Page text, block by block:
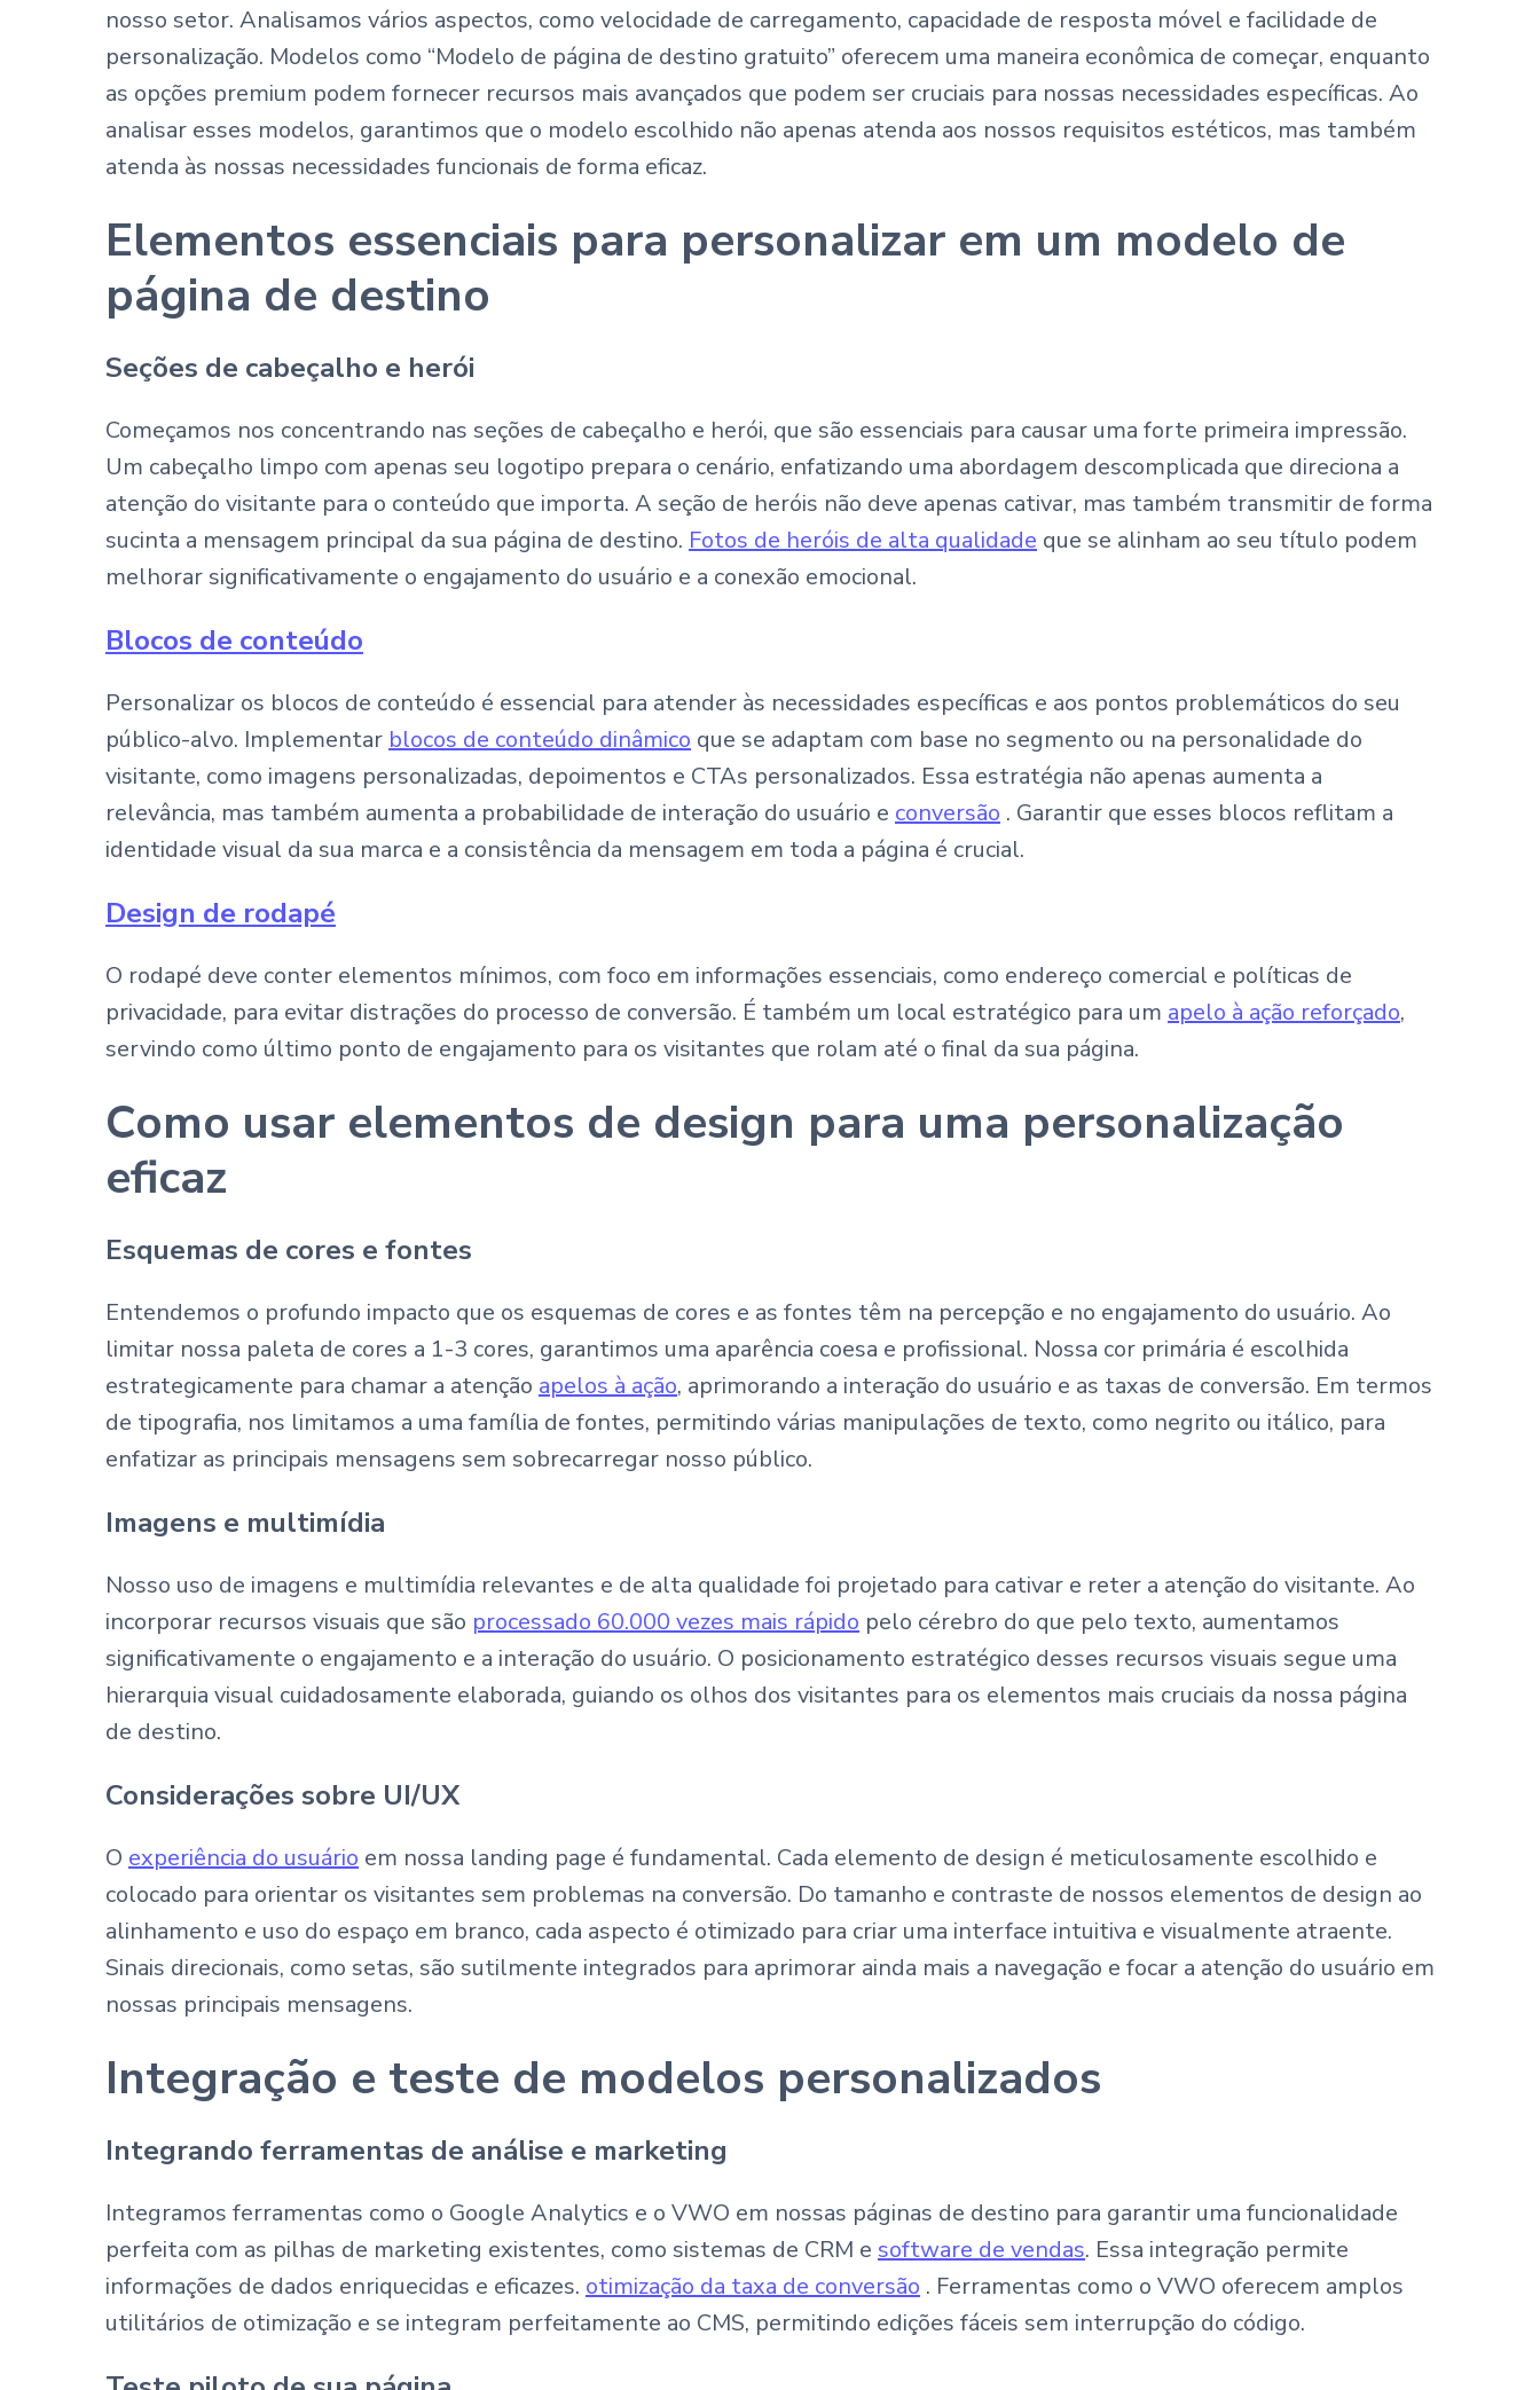
nosso setor. Analisamos vários aspectos, como velocidade de carregamento, capacidade de resposta móvel e facilidade de
personalização. Modelos como “Modelo de página de destino gratuito” oferecem uma maneira econômica de começar, enquanto
as opções premium podem fornecer recursos mais avançados que podem ser cruciais para nossas necessidades específicas. Ao
analisar esses modelos, garantimos que o modelo escolhido não apenas atenda aos nossos requisitos estéticos, mas também
atenda às nossas necessidades funcionais de forma eficaz.
Elementos essenciais para personalizar em um modelo de
página de destino
Seções de cabeçalho e herói
Começamos nos concentrando nas seções de cabeçalho e herói, que são essenciais para causar uma forte primeira impressão.
Um cabeçalho limpo com apenas seu logotipo prepara o cenário, enfatizando uma abordagem descomplicada que direciona a
atenção do visitante para o conteúdo que importa. A seção de heróis não deve apenas cativar, mas também transmitir de forma
sucinta a mensagem principal da sua página de destino. Fotos de heróis de alta qualidade que se alinham ao seu título podem
melhorar significativamente o engajamento do usuário e a conexão emocional.
Blocos de conteúdo
Personalizar os blocos de conteúdo é essencial para atender às necessidades específicas e aos pontos problemáticos do seu
público-alvo. Implementar blocos de conteúdo dinâmico que se adaptam com base no segmento ou na personalidade do
visitante, como imagens personalizadas, depoimentos e CTAs personalizados. Essa estratégia não apenas aumenta a
relevância, mas também aumenta a probabilidade de interação do usuário e conversão . Garantir que esses blocos reflitam a
identidade visual da sua marca e a consistência da mensagem em toda a página é crucial.
Design de rodapé
O rodapé deve conter elementos mínimos, com foco em informações essenciais, como endereço comercial e políticas de
privacidade, para evitar distrações do processo de conversão. É também um local estratégico para um apelo à ação reforçado,
servindo como último ponto de engajamento para os visitantes que rolam até o final da sua página.
Como usar elementos de design para uma personalização
eficaz
Esquemas de cores e fontes
Entendemos o profundo impacto que os esquemas de cores e as fontes têm na percepção e no engajamento do usuário. Ao
limitar nossa paleta de cores a 1-3 cores, garantimos uma aparência coesa e profissional. Nossa cor primária é escolhida
estrategicamente para chamar a atenção apelos à ação, aprimorando a interação do usuário e as taxas de conversão. Em termos
de tipografia, nos limitamos a uma família de fontes, permitindo várias manipulações de texto, como negrito ou itálico, para
enfatizar as principais mensagens sem sobrecarregar nosso público.
Imagens e multimídia
Nosso uso de imagens e multimídia relevantes e de alta qualidade foi projetado para cativar e reter a atenção do visitante. Ao
incorporar recursos visuais que são processado 60.000 vezes mais rápido pelo cérebro do que pelo texto, aumentamos
significativamente o engajamento e a interação do usuário. O posicionamento estratégico desses recursos visuais segue uma
hierarquia visual cuidadosamente elaborada, guiando os olhos dos visitantes para os elementos mais cruciais da nossa página
de destino.
Considerações sobre UI/UX
O experiência do usuário em nossa landing page é fundamental. Cada elemento de design é meticulosamente escolhido e
colocado para orientar os visitantes sem problemas na conversão. Do tamanho e contraste de nossos elementos de design ao
alinhamento e uso do espaço em branco, cada aspecto é otimizado para criar uma interface intuitiva e visualmente atraente.
Sinais direcionais, como setas, são sutilmente integrados para aprimorar ainda mais a navegação e focar a atenção do usuário em
nossas principais mensagens.
Integração e teste de modelos personalizados
Integrando ferramentas de análise e marketing
Integramos ferramentas como o Google Analytics e o VWO em nossas páginas de destino para garantir uma funcionalidade
perfeita com as pilhas de marketing existentes, como sistemas de CRM e software de vendas. Essa integração permite
informações de dados enriquecidas e eficazes. otimização da taxa de conversão . Ferramentas como o VWO oferecem amplos
utilitários de otimização e se integram perfeitamente ao CMS, permitindo edições fáceis sem interrupção do código.